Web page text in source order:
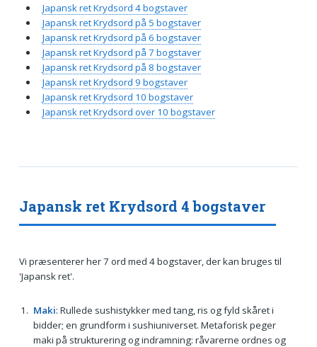
Japansk ret Krydsord 4 bogstaver
Vi præsenterer her 7 ord med 4 bogstaver, der kan bruges til
'Japansk ret'.
Maki: Rullede sushistykker med tang, ris og fyld skåret i
bidder; en grundform i sushiuniverset. Metaforisk peger
maki på strukturering og indramning: råvarerne ordnes og
Japansk ret Krydsord 4 bogstaver
Japansk ret Krydsord på 5 bogstaver
Japansk ret Krydsord på 6 bogstaver
Japansk ret Krydsord på 7 bogstaver
Japansk ret Krydsord på 8 bogstaver
Japansk ret Krydsord 9 bogstaver
Japansk ret Krydsord 10 bogstaver
Japansk ret Krydsord over 10 bogstaver